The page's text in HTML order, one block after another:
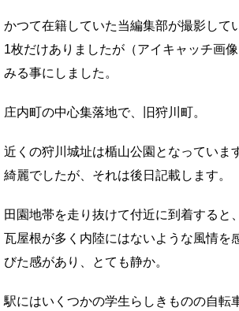
かつて在籍していた当編集部が撮影して
1枚だけありましたが（アイキャッチ画
みる事にしました。
庄内町の中心集落地で、旧狩川町。
近くの狩川城址は楯山公園となっていま
綺麗でしたが、それは後日記載します。
田園地帯を走り抜けて付近に到着すると
瓦屋根が多く内陸にはないような風情を
びた感があり、とても静か。
駅にはいくつかの学生らしきものの自転